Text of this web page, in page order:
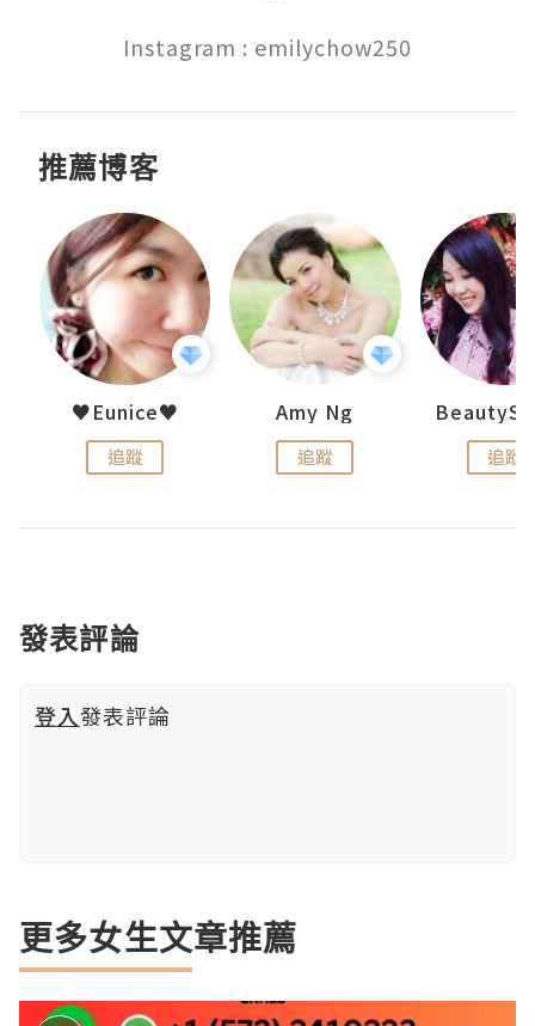
Instagram : emilychow250
推薦博客
♥Eunice♥
追蹤
Amy Ng
追蹤 追蹤
發表評論
登入發表評論
更多女生文章推薦